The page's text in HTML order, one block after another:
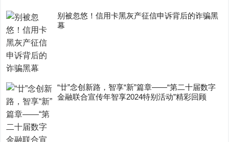
别被忽悠！信用卡黑灰产征信申诉背后的诈骗黑
幕
“廿”念创新路，智享“新”篇章——“第二十届数字
金融联合宣传年智享2024特别活动”精彩回顾